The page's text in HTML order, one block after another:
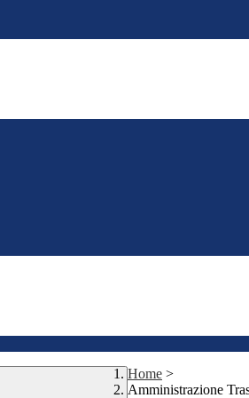
Home >
Amministrazione